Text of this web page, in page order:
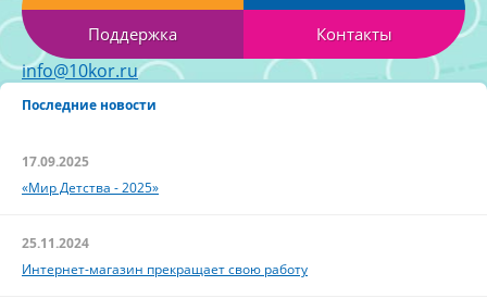
Поддержка Контакты
info@10kor.ru
Последние новости
17.09.2025
«Мир Детства - 2025»
25.11.2024
Интернет-магазин прекращает свою работу